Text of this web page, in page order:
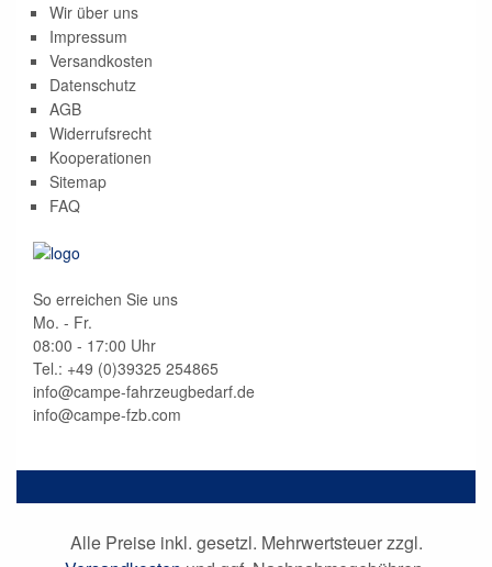
Wir über uns
Impressum
Versandkosten
Datenschutz
AGB
Widerrufsrecht
Kooperationen
Sitemap
FAQ
So erreichen Sie uns
Mo. - Fr.
08:00 - 17:00 Uhr
Tel.: +49 (0)39325 254865
info@campe-fahrzeugbedarf.de
info@campe-fzb.com
Alle Preise inkl. gesetzl. Mehrwertsteuer zzgl.